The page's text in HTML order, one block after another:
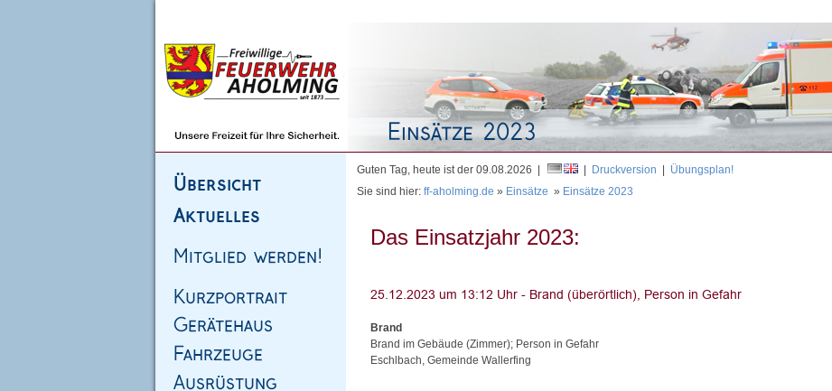
Guten Tag, heute ist der 09.08.2026 | Druckversion
Übungsplan!
Sie sind hier: ff-aholming.de » Einsätze » Einsätze 2023
Das Einsatzjahr 2023:
Brand
Brand im Gebäude (Zimmer); Person in Gefahr
Eschlbach, Gemeinde Wallerfing